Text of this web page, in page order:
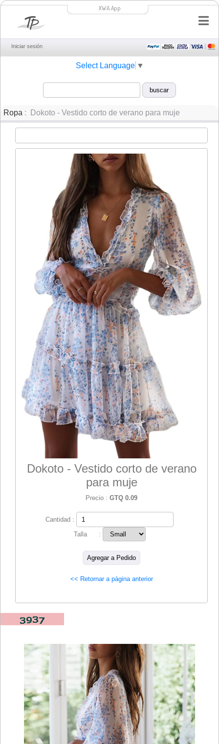
XWA.App
Iniciar sesión
Select Language ▼
Ropa : Dokoto - Vestido corto de verano para muje
Dokoto - Vestido corto de verano
para muje
Precio : GTQ 0.09
Cantidad :
Talla :
<< Retornar a página anterior